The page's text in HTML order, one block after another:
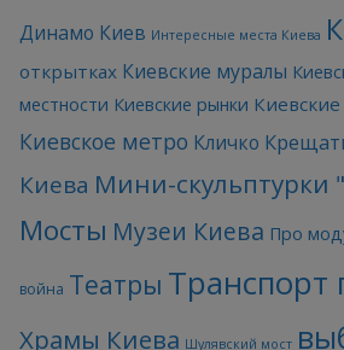
Динамо Киев Интересные места Киева
открытках Киевские муралы
местности Киевские рынки
Киевское метро Кличко
Киева Мини-скульптурки
Мосты Музеи Киева Про
война Театры Транспорт
Храмы Киева Шулявский мост